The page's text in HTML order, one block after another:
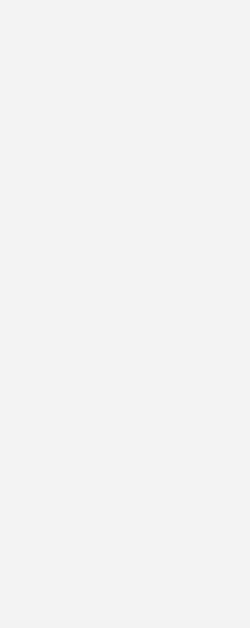
Hofreiter brechen eine
Windgipfel zur
Windkraft
für die
MAßNAHMEN:
Sie wollten
besser machen kann als
der der Windkraft-Branche